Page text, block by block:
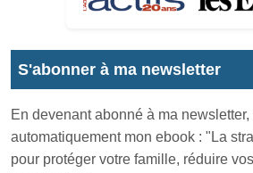
S'abonner à ma newsletter
En devenant abonné à ma
automatiquement mon ebook : "La
pour protéger votre famille, réduire